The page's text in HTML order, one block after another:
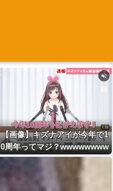
【画像】キズナアイが今年で1
0周年ってマジ？wwwwwwww
wwwwwwwww